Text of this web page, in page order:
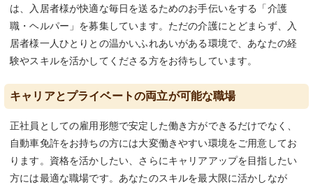
は、入居者様が快適な毎日を送るためのお手伝いをする「介護
職・ヘルパー」を募集しています。ただの介護にとどまらず、入
居者様一人ひとりとの温かいふれあいがある環境で、あなたの経
験やスキルを活かしてくださる方をお待ちしています。
キャリアとプライベートの両立が可能な職場
正社員としての雇用形態で安定した働き方ができるだけでなく、
自動車免許をお持ちの方には大変働きやすい環境をご用意してお
ります。資格を活かしたい、さらにキャリアアップを目指したい
方には最適な職場です。あなたのスキルを最大限に活かしなが